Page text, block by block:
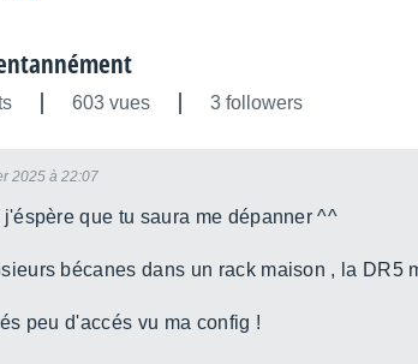
603 vues 3 followers
2025 à 22:07
j'éspère que tu saura me dépanner ^^
bécanes dans un rack maison , la DR5
peu d'accés vu ma config !